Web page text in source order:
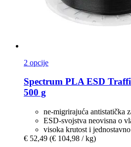
2 opcije
Spectrum PLA ESD
500 g
ne-migrirajuća antistatička
ESD-svojstva neovisna o
visoka krutost i
€ 52,49 (€ 104,98 / kg)